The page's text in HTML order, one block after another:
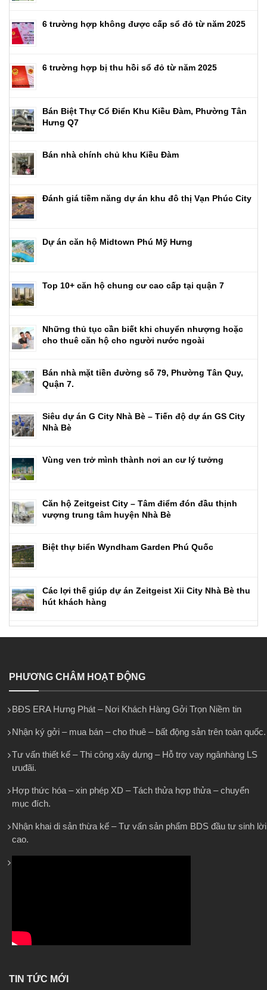
6 trường hợp không được cấp sổ đỏ từ năm 2025
6 trường hợp bị thu hồi sổ đỏ từ năm 2025
Bán Biệt Thự Cổ Điển Khu Kiều Đàm, Phường Tân
Hưng Q7
Bán nhà chính chủ khu Kiều Đàm
Đánh giá tiềm năng dự án khu đô thị Vạn Phúc City
Dự án căn hộ Midtown Phú Mỹ Hưng
Top 10+ căn hộ chung cư cao cấp tại quận 7
Những thủ tục cần biết khi chuyển nhượng hoặc
cho thuê căn hộ cho người nước ngoài
Bán nhà mặt tiền đường số 79, Phường Tân Quy,
Quận 7.
Siêu dự án G City Nhà Bè – Tiến độ dự án GS City
Nhà Bè
Vùng ven trở mình thành nơi an cư lý tưởng
Căn hộ Zeitgeist City – Tâm điểm đón đầu thịnh
vượng trung tâm huyện Nhà Bè
Biệt thự biển Wyndham Garden Phú Quốc
Các lợi thế giúp dự án Zeitgeist Xii City Nhà Bè thu
hút khách hàng
PHƯƠNG CHÂM HOẠT ĐỘNG
BĐS ERA Hưng Phát – Nơi Khách Hàng Gởi Trọn Niềm tin
Nhận ký gởi – mua bán – cho thuê – bất động sản trên toàn quốc.
Tư vấn thiết kế – Thi công xây dựng – Hỗ trợ vay ngânhàng LS
ưuđãi.
Hợp thức hóa – xin phép XD – Tách thửa hợp thửa – chuyển
mục đích.
Nhận khai di sản thừa kế – Tư vấn sản phẩm BDS đầu tư sinh lời
cao.
TIN TỨC MỚI